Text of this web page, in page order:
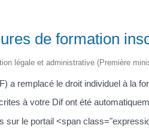
de formation
légale et administrative (Première
a remplacé le droit individuel à la
à votre Dif ont été
sur le portail <span